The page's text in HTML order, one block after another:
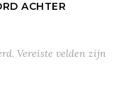
ACHTER
Vereiste velden zijn